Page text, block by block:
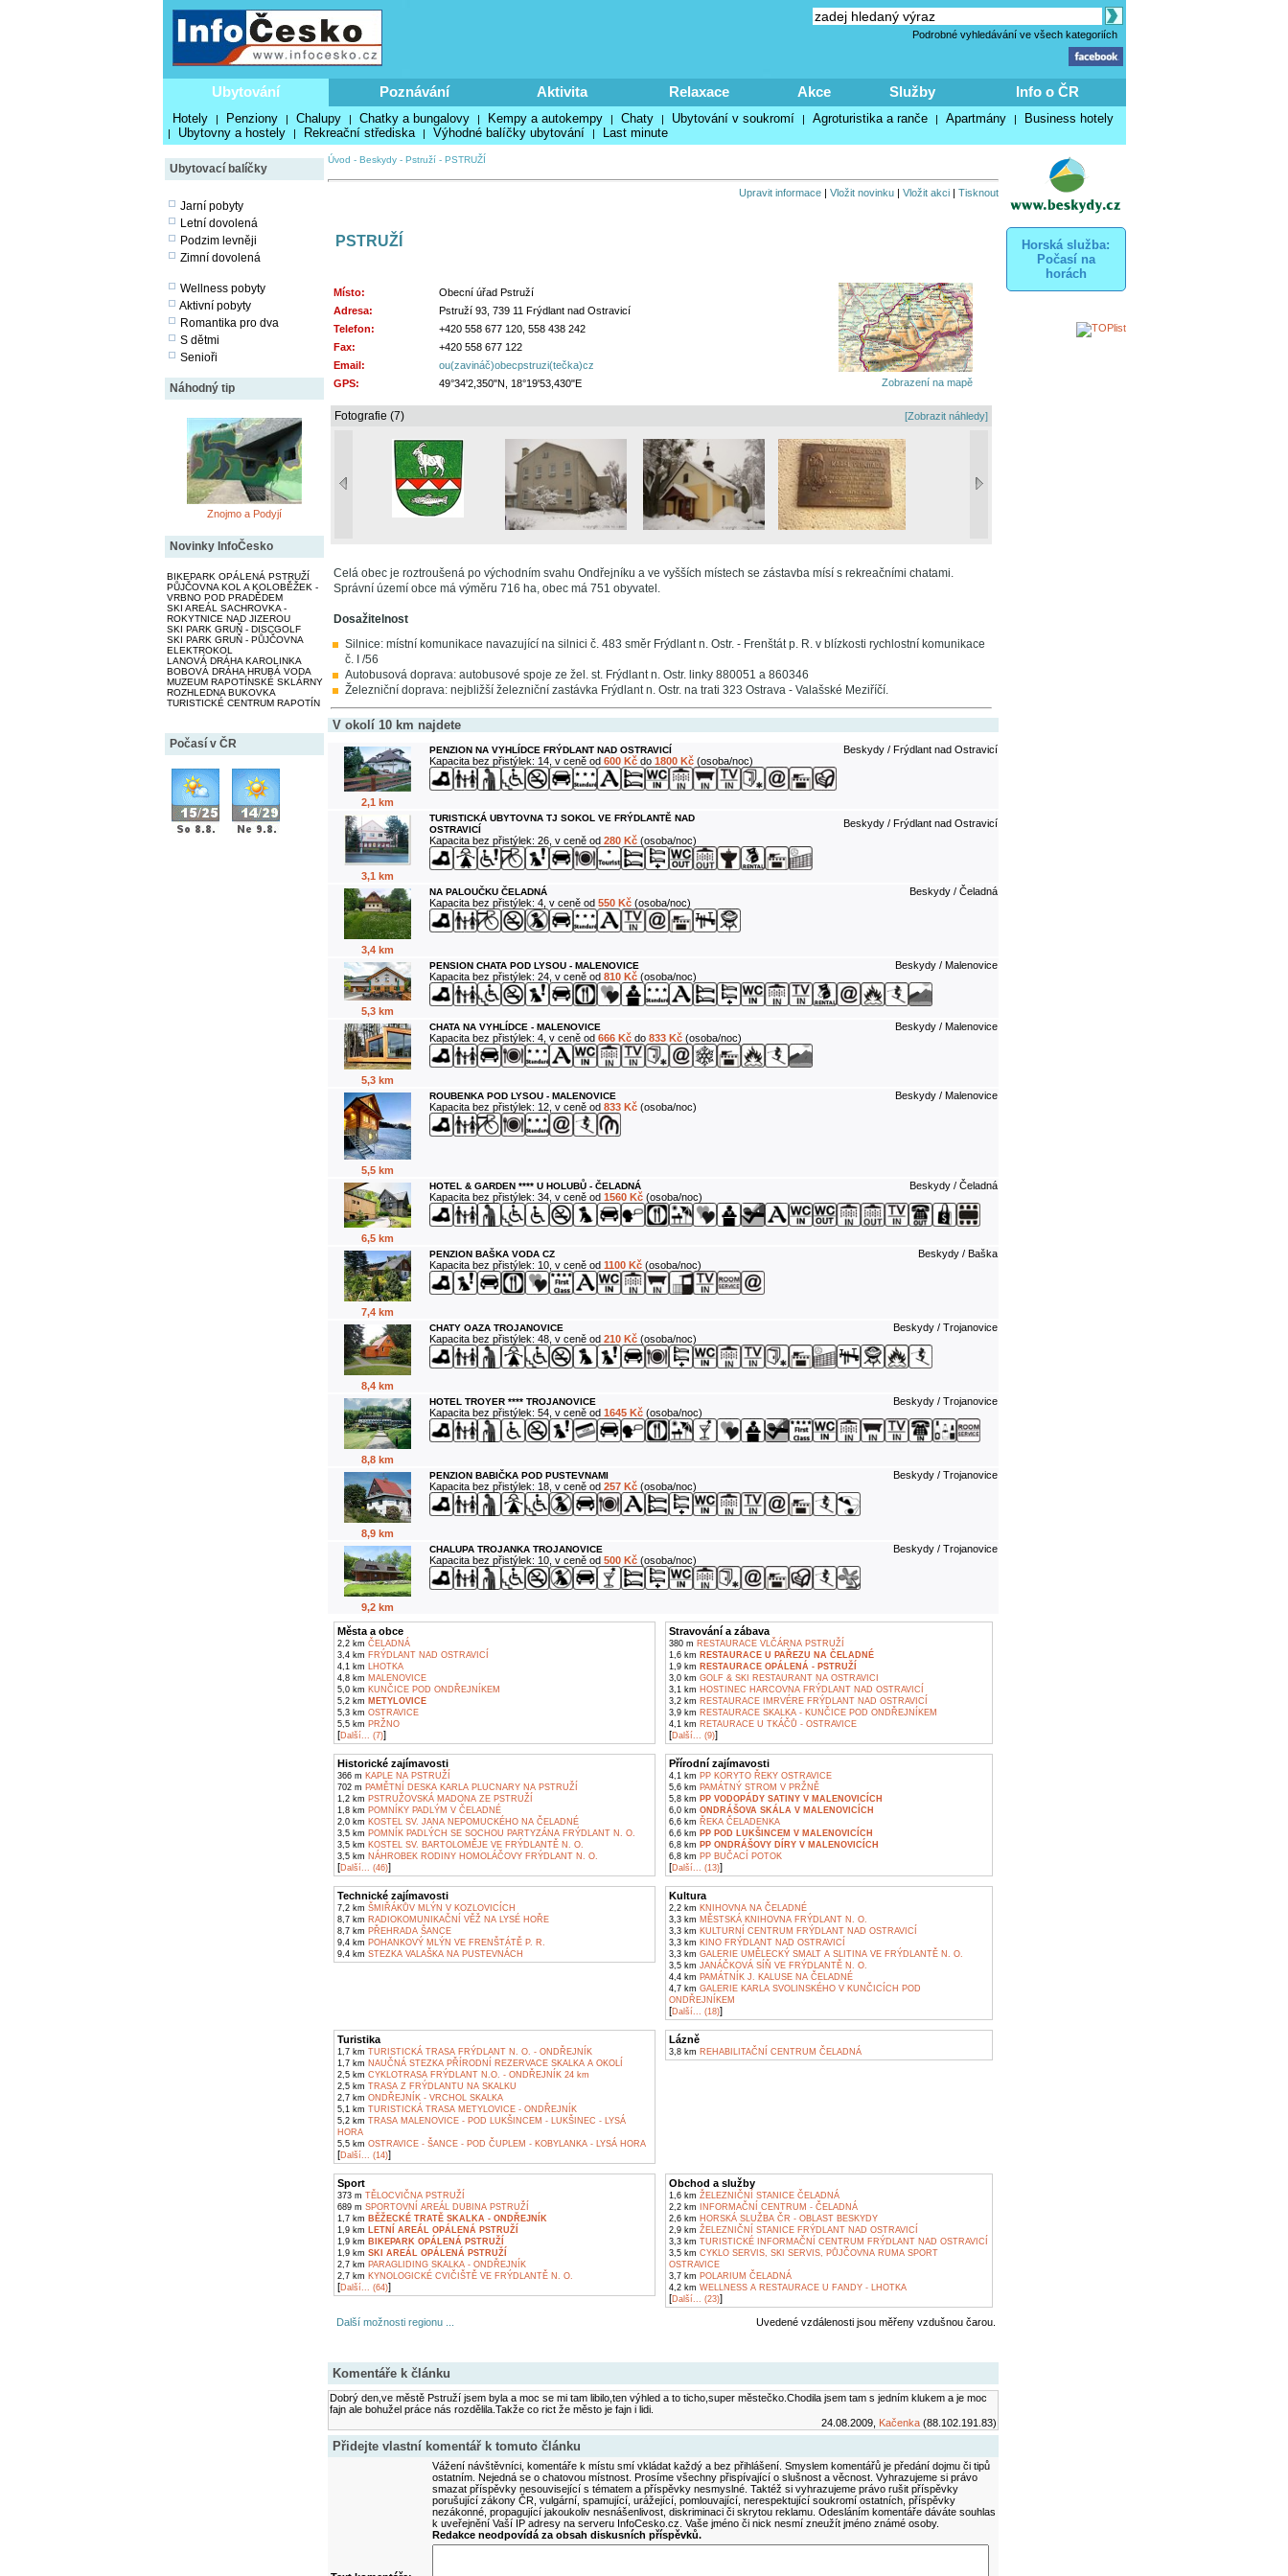
Podrobné vyhledávání ve všech kategoriích
Ubytování Poznávání Aktivita Relaxace Akce Služby Info o ČR
Hotely | Penziony | Chalupy | Chatky a bungalovy | Kempy a autokempy | Chaty | Ubytování v soukromí | Agroturistika a ranče | Apartmány | Business hotely
| Ubytovny a hostely | Rekreační střediska | Výhodné balíčky ubytování | Last minute
Ubytovací balíčky
Jarní pobyty
Letní dovolená
Podzim levněji
Zimní dovolená
Wellness pobyty
Aktivní pobyty
Romantika pro dva
S dětmi
Senioři
Náhodný tip
Znojmo a Podyjí
Novinky InfoČesko
BIKEPARK OPÁLENÁ PSTRUŽÍ
PŮJČOVNA KOL A KOLOBĚŽEK -
VRBNO POD PRADĚDEM
SKI AREÁL SACHROVKA -
ROKYTNICE NAD JIZEROU
SKI PARK GRUŇ - DISCGOLF
SKI PARK GRUŇ - PŮJČOVNA
ELEKTROKOL
LANOVÁ DRÁHA KAROLINKA
BOBOVÁ DRÁHA HRUBÁ VODA
MUZEUM RAPOTÍNSKÉ SKLÁRNY
ROZHLEDNA BUKOVKA
TURISTICKÉ CENTRUM RAPOTÍN
Počasí v ČR
Úvod - Beskydy- Pstruží- PSTRUŽÍ
Upravit informace| Vložit novinku| Vložit akci| Tisknout
PSTRUŽÍ
Místo:
Obecní úřad Pstruží
Adresa:
Pstruží 93, 739 11 Frýdlant nad Ostravicí
Telefon:
+420 558 677 120, 558 438 242
Fax:
+420 558 677 122
Email:
ou(zavináč)obecpstruzi(tečka)cz
GPS:
49°34'2,350"N, 18°19'53,430"E Zobrazení na mapě
Fotografie (7) [Zobrazit náhledy]
Celá obec je roztroušená po východním svahu Ondřejníku a ve vyšších místech se zástavba mísí s rekreačními chatami.
Správní území obce má výměru 716 ha, obec má 751 obyvatel.
Dosažitelnost
Silnice: místní komunikace navazující na silnici č. 483 směr Frýdlant n. Ostr. - Frenštát p. R. v blízkosti rychlostní komunikace
č. I /56
Autobusová doprava: autobusové spoje ze žel. st. Frýdlant n. Ostr. linky 880051 a 860346
Železniční doprava: nejbližší železniční zastávka Frýdlant n. Ostr. na trati 323 Ostrava - Valašské Meziříčí.
V okolí 10 km najdete
2,1 km
PENZION NA VYHLÍDCE FRÝDLANT NAD OSTRAVICÍ
Beskydy / Frýdlant nad Ostravicí
Kapacita bez přistýlek: 14, v ceně od 600 Kčdo 1800 Kč(osoba/noc)
3,1 km
TURISTICKÁ UBYTOVNA TJ SOKOL VE FRÝDLANTĚ NAD
OSTRAVICÍ
Beskydy / Frýdlant nad Ostravicí
Kapacita bez přistýlek: 26, v ceně od 280 Kč(osoba/noc)
3,4 km
NA PALOUČKU ČELADNÁ
Beskydy / Čeladná
Kapacita bez přistýlek: 4, v ceně od 550 Kč(osoba/noc)
5,3 km
PENSION CHATA POD LYSOU - MALENOVICE
Beskydy / Malenovice
Kapacita bez přistýlek: 24, v ceně od 810 Kč(osoba/noc)
5,3 km
CHATA NA VYHLÍDCE - MALENOVICE
Beskydy / Malenovice
Kapacita bez přistýlek: 4, v ceně od 666 Kčdo 833 Kč(osoba/noc)
5,5 km
ROUBENKA POD LYSOU - MALENOVICE
Beskydy / Malenovice
Kapacita bez přistýlek: 12, v ceně od 833 Kč(osoba/noc)
6,5 km
HOTEL & GARDEN **** U HOLUBŮ - ČELADNÁ
Beskydy / Čeladná
Kapacita bez přistýlek: 34, v ceně od 1560 Kč(osoba/noc)
7,4 km
PENZION BAŠKA VODA CZ
Beskydy / Baška
Kapacita bez přistýlek: 10, v ceně od 1100 Kč(osoba/noc)
8,4 km
CHATY OAZA TROJANOVICE
Beskydy / Trojanovice
Kapacita bez přistýlek: 48, v ceně od 210 Kč(osoba/noc)
8,8 km
HOTEL TROYER **** TROJANOVICE
Beskydy / Trojanovice
Kapacita bez přistýlek: 54, v ceně od 1645 Kč(osoba/noc)
8,9 km
PENZION BABIČKA POD PUSTEVNAMI
Beskydy / Trojanovice
Kapacita bez přistýlek: 18, v ceně od 257 Kč(osoba/noc)
9,2 km
CHALUPA TROJANKA TROJANOVICE
Beskydy / Trojanovice
Kapacita bez přistýlek: 10, v ceně od 500 Kč(osoba/noc)
Města a obce
2,2 km ČELADNÁ
3,4 km FRÝDLANT NAD OSTRAVICÍ
4,1 km LHOTKA
4,8 km MALENOVICE
5,0 km KUNČICE POD ONDŘEJNÍKEM
5,2 km METYLOVICE
5,3 km OSTRAVICE
5,5 km PRŽNO
[Další... (7)]
Stravování a zábava
380 m RESTAURACE VLČÁRNA PSTRUŽÍ
1,6 km RESTAURACE U PAŘEZU NA ČELADNÉ
1,9 km RESTAURACE OPÁLENÁ - PSTRUŽÍ
3,0 km GOLF & SKI RESTAURANT NA OSTRAVICI
3,1 km HOSTINEC HARCOVNA FRÝDLANT NAD OSTRAVICÍ
3,2 km RESTAURACE IMRVÉRE FRÝDLANT NAD OSTRAVICÍ
3,9 km RESTAURACE SKALKA - KUNČICE POD ONDŘEJNÍKEM
4,1 km RETAURACE U TKÁČŮ - OSTRAVICE
[Další... (9)]
Historické zajímavosti
366 m KAPLE NA PSTRUŽÍ
702 m PAMĚTNÍ DESKA KARLA PLUCNARY NA PSTRUŽÍ
1,2 km PSTRUŽOVSKÁ MADONA ZE PSTRUŽÍ
1,8 km POMNÍKY PADLÝM V ČELADNÉ
2,0 km KOSTEL SV. JANA NEPOMUCKÉHO NA ČELADNÉ
3,5 km POMNÍK PADLÝCH SE SOCHOU PARTYZÁNA FRÝDLANT N. O.
3,5 km KOSTEL SV. BARTOLOMĚJE VE FRÝDLANTĚ N. O.
3,5 km NÁHROBEK RODINY HOMOLÁČOVY FRÝDLANT N. O.
[Další... (46)]
Přírodní zajímavosti
4,1 km PP KORYTO ŘEKY OSTRAVICE
5,6 km PAMÁTNÝ STROM V PRŽNĚ
5,8 km PP VODOPÁDY SATINY V MALENOVICÍCH
6,0 km ONDRÁŠOVA SKÁLA V MALENOVICÍCH
6,6 km ŘEKA ČELADENKA
6,6 km PP POD LUKŠINCEM V MALENOVICÍCH
6,8 km PP ONDRÁŠOVY DÍRY V MALENOVICÍCH
6,8 km PP BUČACÍ POTOK
[Další... (13)]
Technické zajímavosti
7,2 km ŠMIŘÁKŮV MLÝN V KOZLOVICÍCH
8,7 km RADIOKOMUNIKAČNÍ VĚŽ NA LYSÉ HOŘE
8,7 km PŘEHRADA ŠANCE
9,4 km POHANKOVÝ MLÝN VE FRENŠTÁTĚ P. R.
9,4 km STEZKA VALAŠKA NA PUSTEVNÁCH
Kultura
2,2 km KNIHOVNA NA ČELADNÉ
3,3 km MĚSTSKÁ KNIHOVNA FRÝDLANT N. O.
3,3 km KULTURNÍ CENTRUM FRÝDLANT NAD OSTRAVICÍ
3,3 km KINO FRÝDLANT NAD OSTRAVICÍ
3,3 km GALERIE UMĚLECKÝ SMALT A SLITINA VE FRÝDLANTĚ N. O.
3,5 km JANÁČKOVÁ SÍŇ VE FRÝDLANTĚ N. O.
4,4 km PAMÁTNÍK J. KALUSE NA ČELADNÉ
4,7 km GALERIE KARLA SVOLINSKÉHO V KUNČICÍCH POD
ONDŘEJNÍKEM
[Další... (18)]
Turistika
1,7 km TURISTICKÁ TRASA FRÝDLANT N. O. - ONDŘEJNÍK
1,7 km NAUČNÁ STEZKA PŘÍRODNÍ REZERVACE SKALKA A OKOLÍ
2,5 km CYKLOTRASA FRÝDLANT N.O. - ONDŘEJNÍK 24 km
2,5 km TRASA Z FRÝDLANTU NA SKALKU
2,7 km ONDŘEJNÍK - VRCHOL SKALKA
5,1 km TURISTICKÁ TRASA METYLOVICE - ONDŘEJNÍK
5,2 km TRASA MALENOVICE - POD LUKŠINCEM - LUKŠINEC - LYSÁ
HORA
5,5 km OSTRAVICE - ŠANCE - POD ČUPLEM - KOBYLANKA - LYSÁ HORA
[Další... (14)]
Lázně
3,8 km REHABILITAČNÍ CENTRUM ČELADNÁ
Sport
373 m TĚLOCVIČNA PSTRUŽÍ
689 m SPORTOVNÍ AREÁL DUBINA PSTRUŽÍ
1,7 km BĚŽECKÉ TRATĚ SKALKA - ONDŘEJNÍK
1,9 km LETNÍ AREÁL OPÁLENÁ PSTRUŽÍ
1,9 km BIKEPARK OPÁLENÁ PSTRUŽÍ
1,9 km SKI AREÁL OPÁLENÁ PSTRUŽÍ
2,7 km PARAGLIDING SKALKA - ONDŘEJNÍK
2,7 km KYNOLOGICKÉ CVIČIŠTĚ VE FRÝDLANTĚ N. O.
[Další... (64)]
Obchod a služby
1,6 km ŽELEZNIČNÍ STANICE ČELADNÁ
2,2 km INFORMAČNÍ CENTRUM - ČELADNÁ
2,6 km HORSKÁ SLUŽBA ČR - OBLAST BESKYDY
2,9 km ŽELEZNIČNÍ STANICE FRÝDLANT NAD OSTRAVICÍ
3,3 km TURISTICKÉ INFORMAČNÍ CENTRUM FRÝDLANT NAD OSTRAVICÍ
3,5 km CYKLO SERVIS, SKI SERVIS, PŮJČOVNA RUMA SPORT
OSTRAVICE
3,7 km POLARIUM ČELADNÁ
4,2 km WELLNESS A RESTAURACE U FANDY - LHOTKA
[Další... (23)]
Další možnosti regionu ... Uvedené vzdálenosti jsou měřeny vzdušnou čarou.
Komentáře k článku
Dobrý den,ve městě Pstruží jsem byla a moc se mi tam libilo,ten výhled a to ticho,super městečko.Chodila jsem tam s jedním klukem a je moc
fajn ale bohužel práce nás rozdělila.Takže co rict že město je fajn i lidi.
24.08.2009, Kačenka(88.102.191.83)
Přidejte vlastní komentář k tomuto článku
Vážení návštěvníci, komentáře k místu smí vkládat každý a bez přihlášení. Smyslem komentářů je předání dojmu či tipů
ostatním. Nejedná se o chatovou místnost. Prosíme všechny přispívající o slušnost a věcnost. Vyhrazujeme si právo
smazat příspěvky nesouvisející s tématem a příspěvky nesmyslné. Taktéž si vyhrazujeme právo rušit příspěvky
porušující zákony ČR, vulgární, spamující, urážející, pomlouvající, nerespektující soukromí ostatních, příspěvky
nezákonné, propagující jakoukoliv nesnášenlivost, diskriminaci či skrytou reklamu. Odesláním komentáře dáváte souhlas
k uveřejnění Vaší IP adresy na serveru InfoCesko.cz. Vaše jméno či nick nesmí zneužít jméno známé osoby.
Redakce neodpovídá za obsah diskusních příspěvků.
Horská služba:
Počasí na
horách